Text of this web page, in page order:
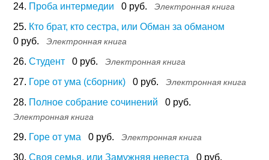
24. Проба интермедии 0 руб. Электронная книга
25. Кто брат, кто сестра, или Обман за обманом
0 руб.
Электронная книга
26. Студент 0 руб. Электронная книга
27. Горе от ума (сборник) 0 руб. Электронная книга
28. Полное собрание сочинений 0 руб.
Электронная книга
29. Горе от ума 0 руб. Электронная книга
30. Своя семья, или Замужняя невеста 0 руб.